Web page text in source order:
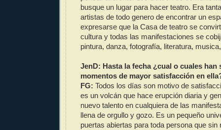
busque un lugar para hacer teatro. Era
artistas de todo genero de encontrar un
expresarse que la Casa de teatro se
cultura y todas las manifestaciones se
pintura, danza, fotografía, literatura,
JenD: Hasta la fecha ¿cual o cuales han
momentos de mayor satisfacción en
FG: Todos los días son motivo de
es un volcán que hace erupción diaria y
nuevo talento en cualquiera de las
llena de orgullo y gozo. Es un pequeño
puertas abiertas para toda persona que sin